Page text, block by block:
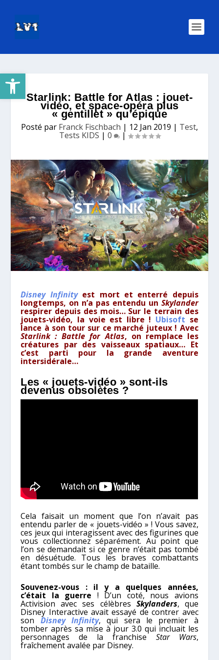
Ouvrir la barre d’outils
Starlink: Battle for Atlas : jouet-
vidéo, et space-opéra plus
« gentillet » qu’épique
Posté par Franck Fischbach | 12 Jan 2019 | Test,
Tests KIDS | 0 |
Disney Infinityest mort et enterré depuis
longtemps, on n’a pas entendu un Skylander
respirer depuis des mois… Sur le terrain des
jouets-vidéo, la voie est libre ! Ubisoft se
lance à son tour sur ce marché juteux ! Avec
Starlink : Battle for Atlas, on remplace les
créatures par des vaisseaux spatiaux… Et
c’est parti pour la grande aventure
intersidérale…
Les « jouets-vidéo » sont-ils
devenus obsolètes ?
Cela faisait un moment que l’on n’avait pas
entendu parler de « jouets-vidéo » ! Vous savez,
ces jeux qui interagissent avec des figurines que
vous collectionnez séparément. Au point que
l’on se demandait si ce genre n’était pas tombé
en désuétude. Tous les braves combattants
étant tombés sur le champ de bataille.
Souvenez-vous : il y a quelques années,
c’était la guerre ! D’un coté, nous avions
Activision avec ses célèbres Skylanders, que
Disney Interactive avait essayé de contrer avec
son Disney Infinity, qui sera le premier à
tomber après sa mise à jour 3.0 qui incluait les
personnages de la franchise Star Wars,
fraîchement avalée par Disney.